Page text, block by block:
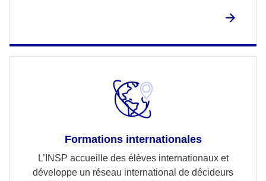
Formations internationales
L’INSP accueille des élèves internationaux et
développe un réseau international de décideurs